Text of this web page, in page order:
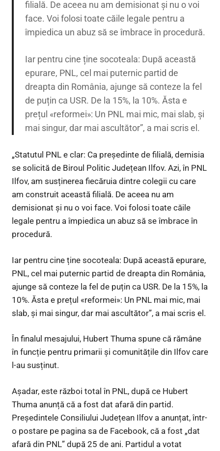
filială. De aceea nu am demisionat și nu o voi
face. Voi folosi toate căile legale pentru a
împiedica un abuz să se îmbrace în procedură.
Iar pentru cine ține socoteala: După această
epurare, PNL, cel mai puternic partid de
dreapta din România, ajunge să conteze la fel
de puțin ca USR. De la 15%, la 10%. Ăsta e
prețul «reformei»: Un PNL mai mic, mai slab, și
mai singur, dar mai ascultător”, a mai scris el.
„Statutul PNL e clar: Ca președinte de filială, demisia
se solicită de Biroul Politic Județean Ilfov. Azi, în PNL
Ilfov, am susținerea fiecăruia dintre colegii cu care
am construit această filială. De aceea nu am
demisionat și nu o voi face. Voi folosi toate căile
legale pentru a împiedica un abuz să se îmbrace în
procedură.
Iar pentru cine ține socoteala: După această epurare,
PNL, cel mai puternic partid de dreapta din România,
ajunge să conteze la fel de puțin ca USR. De la 15%, la
10%. Ăsta e prețul «reformei»: Un PNL mai mic, mai
slab, și mai singur, dar mai ascultător”, a mai scris el.
În finalul mesajului, Hubert Thuma spune că rămâne
în funcție pentru primarii și comunitățile din Ilfov care
l-au susținut.
Așadar, este război total în PNL, după ce Hubert
Thuma anunță că a fost dat afară din partid.
Președintele Consiliului Județean Ilfov a anunțat, într-
o postare pe pagina sa de Facebook, că a fost „dat
afară din PNL” după 25 de ani. Partidul a votat